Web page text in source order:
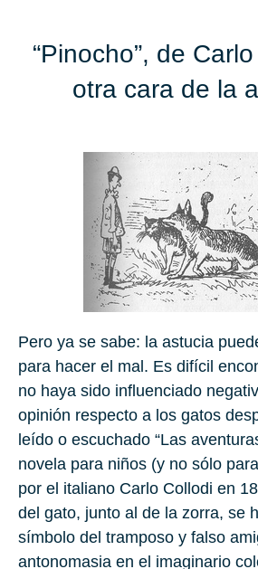
“Pinocho”, de
otra cara de la
Pero ya se sabe: la astucia
para hacer el mal. Es difícil
no haya sido influenciado
opinión respecto a los gatos
leído o escuchado “Las
novela para niños (y no sólo
por el italiano Carlo Collodi en
del gato, junto al de la zorra, se
símbolo del tramposo y falso
antonomasia en el imaginario